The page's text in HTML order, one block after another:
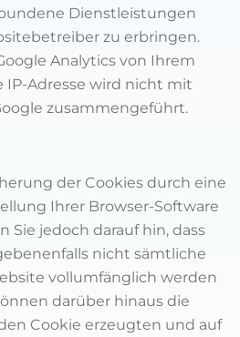
Dienstleistungen
zu erbringen.
Analytics von Ihrem
Adresse wird nicht mit
zusammengeführt.
der Cookies durch eine
Ihrer Browser-Software
Sie jedoch darauf hin, dass
nicht sämtliche
vollumfänglich werden
darüber hinaus die
Cookie erzeugten und auf